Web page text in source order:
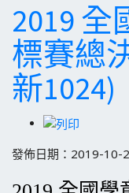
2019
標賽總
新1024)
發佈日期：2019-10-